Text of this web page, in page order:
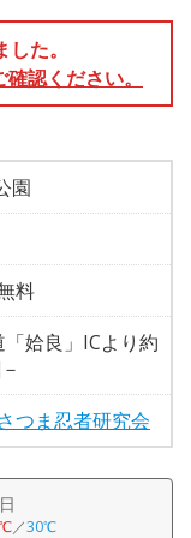
た。
認ください。
園
料
姶良」ICより約
つま忍者研究会
／30℃